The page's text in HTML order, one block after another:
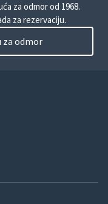
za odmor od 1968.
za rezervaciju.
za odmor